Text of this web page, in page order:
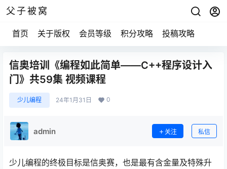
父子被窝
首页 关于版权 会员等级 积分攻略 投稿攻略
信奥培训《编程如此简单——C++程序设计入
门》共59集 视频课程
少儿编程 24年1月31日 0
admin 关注 私信
少儿编程的终极目标是信奥赛，也是最有含金量及特殊升